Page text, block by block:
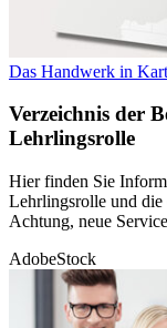
Das Handwerk in
Verzeichnis der
Lehrlingsrolle
Hier finden Sie
Lehrlingsrolle und die
Achtung, neue
AdobeStock